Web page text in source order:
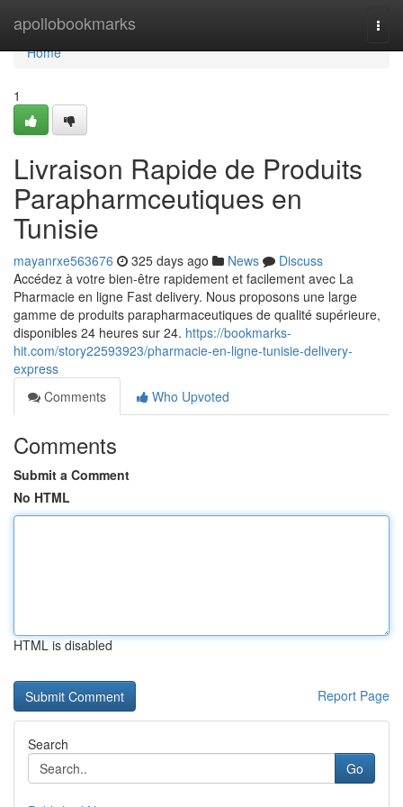
apollobookmarks
Home
Home
1
Livraison Rapide de Produits
Parapharmceutiques en
Tunisie
mayanrxe563676 325 days ago News
Discuss
Accédez à votre bien-être rapidement et facilement avec La
Pharmacie en ligne Fast delivery. Nous proposons une large
gamme de produits parapharmaceutiques de qualité supérieure,
disponibles 24 heures sur 24. https://bookmarks-
hit.com/story22593923/pharmacie-en-ligne-tunisie-delivery-
express
Comments
Who Upvoted
Comments
Submit a Comment
No HTML
HTML is disabled
Report Page
Search
Go